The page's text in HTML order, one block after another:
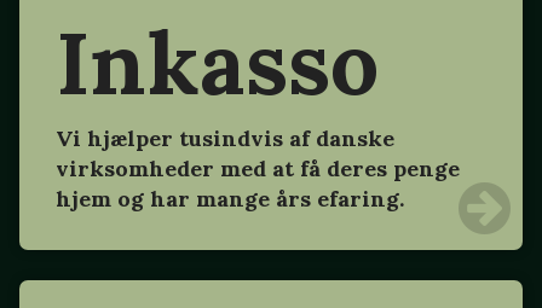
Inkasso
Vi hjælper tusindvis af danske
virksomheder med at få deres penge
hjem og har mange års efaring.